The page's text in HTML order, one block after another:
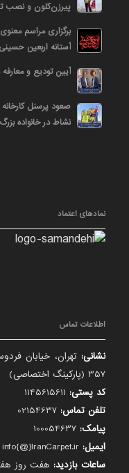
پیرزن‌کلون و نصب
برگزاری مراسم
آستانه اربعین حسینی
آیین تودیع و
صعود پرسنل
نشاط در خانواده
نمادهای اعتماد
اطلاعات تماس
نشانی: تهران، خیابان
357 (پارکینگ اختصاصی)
کد پستی:
تلفن تماس:
پیامک:
ایمیل:
ساعات بازدید: هفت روز هفته